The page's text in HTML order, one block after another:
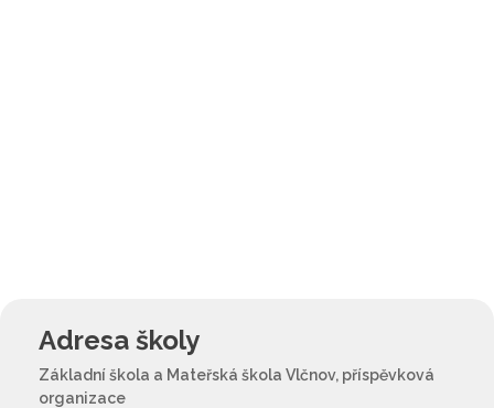
Adresa školy
Základní škola a Mateřská škola Vlčnov, příspěvková
organizace